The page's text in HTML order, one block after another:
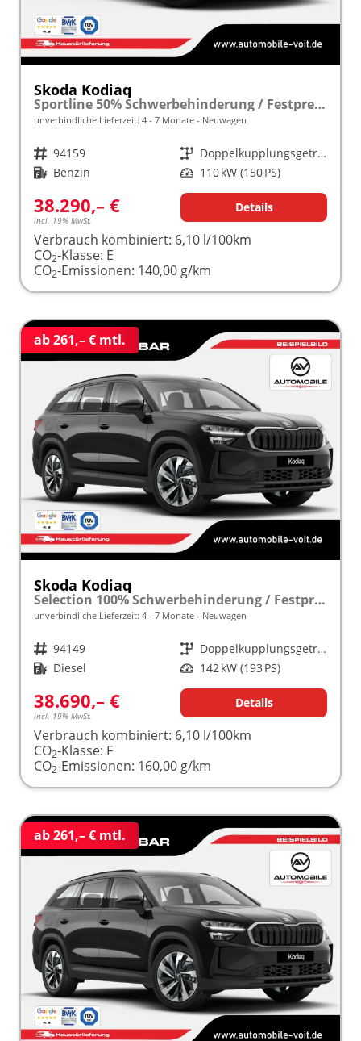
Skoda Kodiaq
Sportline 50% Schwerbehinderung / Festpreisgarantie* Modelljahr 1.5 TSI Mild-Hybrid 150PS DSG "Sonderangebot bei Schwerbehinderung" frei konfigurierbar!
unverbindliche Lieferzeit: 4 - 7 Monate Neuwagen
Fahrzeugnr. 94159 Getriebe
Doppelkupplungsgetriebe (DSG)
Kraftstoff Benzin Leistung 110 kW (150 PS)
38.290,– €
incl. 19% MwSt.
Details
Verbrauch kombiniert: 6,10 l/100km
CO2-Klasse: E
CO2-Emissionen: 140,00 g/km
ab 261,– € mtl.
Skoda Kodiaq
Selection 100% Schwerbehinderung / Festpreisgarantie* Modelljahr 2.0 TDI 193 PS DSG 4x4 "Sonderangebot bei Schwerbehinderung" frei konfigurierbar!
unverbindliche Lieferzeit: 4 - 7 Monate Neuwagen
Fahrzeugnr. 94149 Getriebe
Doppelkupplungsgetriebe (DSG)
Kraftstoff Diesel Leistung 142 kW (193 PS)
38.690,– €
incl. 19% MwSt.
Details
Verbrauch kombiniert: 6,10 l/100km
CO2-Klasse: F
CO2-Emissionen: 160,00 g/km
ab 261,– € mtl.